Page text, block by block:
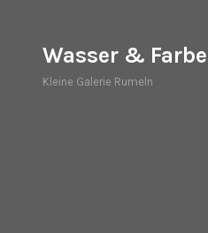
springen
Wasser & Farbe
Kleine Galerie Rumeln